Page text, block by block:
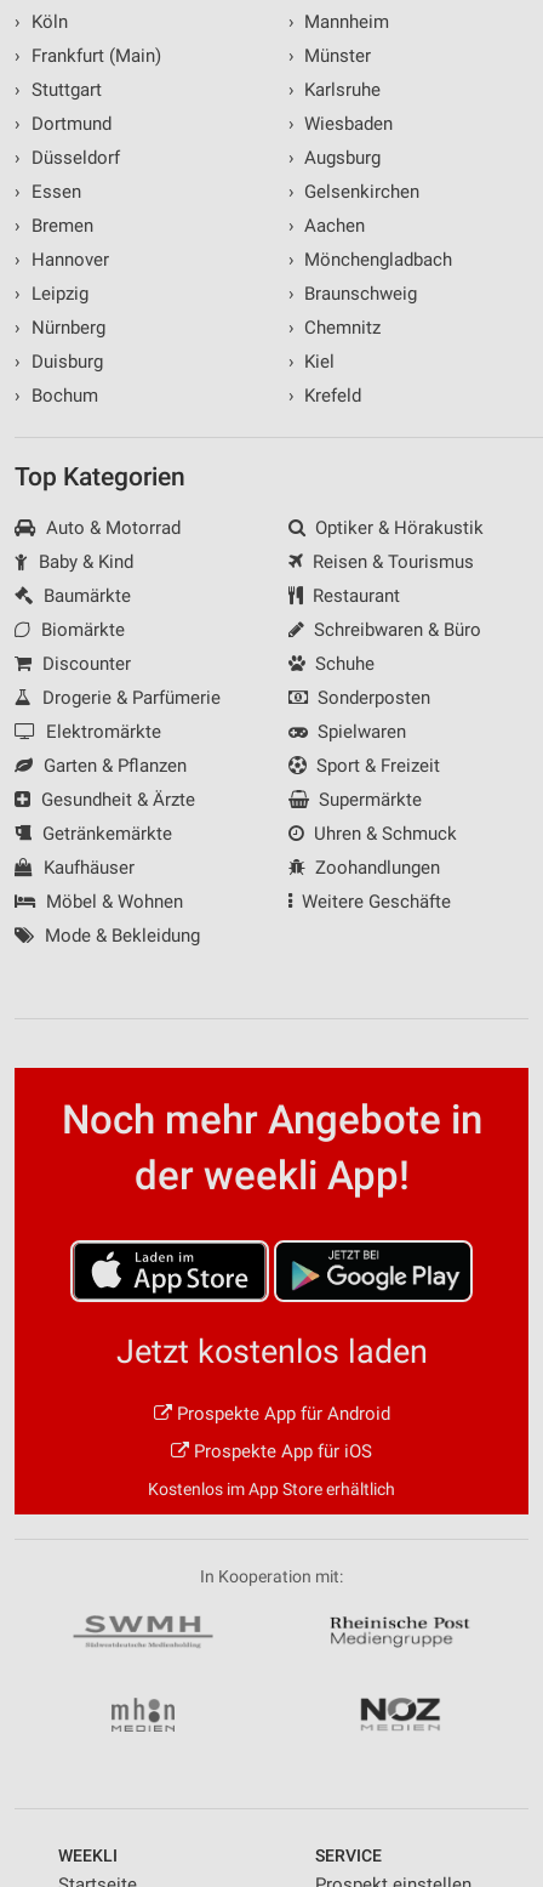
›
Köln
›
Frankfurt (Main)
› Stuttgart
›
Dortmund
›
Düsseldorf
›
Essen
›
Bremen
›
Hannover
›
Leipzig
›
Nürnberg
›
Duisburg
›
Bochum
› Mannheim
› Münster
› Karlsruhe
› Wiesbaden
› Augsburg
› Gelsenkirchen
› Aachen
› Mönchengladbach
› Braunschweig
› Chemnitz
› Kiel
› Krefeld
Top Kategorien
Auto & Motorrad
Baby & Kind
Baumärkte
Biomärkte
Discounter
Drogerie & Parfümerie
Elektromärkte
Garten & Pflanzen
Gesundheit & Ärzte
Getränkemärkte
Kaufhäuser
Möbel & Wohnen
Mode & Bekleidung
Optiker & Hörakustik
Reisen & Tourismus
Restaurant
Schreibwaren & Büro
Schuhe
Sonderposten
Spielwaren
Sport & Freizeit
Supermärkte
Uhren & Schmuck
Zoohandlungen
Weitere Geschäfte
Noch mehr Angebote in
der weekli App!
Jetzt kostenlos laden
Prospekte App für Android
Prospekte App für iOS
Kostenlos im App Store erhältlich
In Kooperation mit:
WEEKLI SERVICE